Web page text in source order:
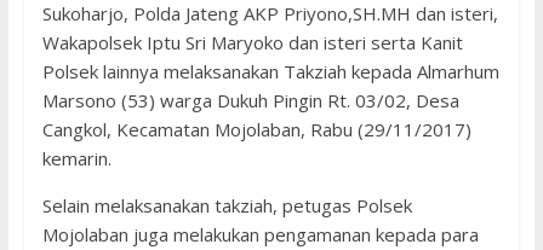
Sukoharjo, Polda Jateng AKP Priyono,SH.MH dan isteri,
Wakapolsek Iptu Sri Maryoko dan isteri serta Kanit
Polsek lainnya melaksanakan Takziah kepada Almarhum
Marsono (53) warga Dukuh Pingin Rt. 03/02, Desa
Cangkol, Kecamatan Mojolaban, Rabu (29/11/2017)
kemarin.
Selain melaksanakan takziah, petugas Polsek
Mojolaban juga melakukan pengamanan kepada para